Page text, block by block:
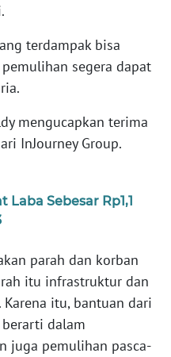
terdampak bisa
segera dapat
mengucapkan terima
InJourney Group.
Sebesar Rp1,1
parah dan korban
itu infrastruktur dan
itu, bantuan dari
dalam
juga pemulihan pasca-